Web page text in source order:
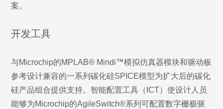
案。
开发工具
与Microchip的MPLAB® Mindi™模拟仿真器模块和驱动板
参考设计兼容的一系列碳化硅SPICE模型为扩大后的碳化
硅产品组合提供支持。智能配置工具（ICT）使设计人员
能够为Microchip的AgileSwitch®系列可配置数字栅极驱